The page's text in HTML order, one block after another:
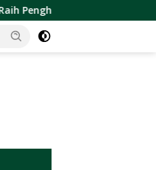
Provinsi Terbaik